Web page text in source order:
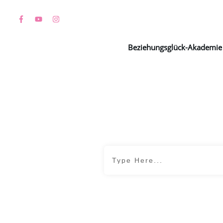
Beziehungsglück-Akademie